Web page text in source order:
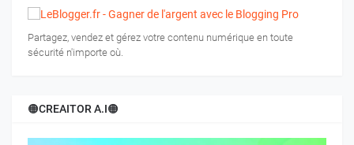
Partagez, vendez et gérez votre contenu numérique en toute
sécurité n'importe où.
🟠CREAITOR A.I🟠